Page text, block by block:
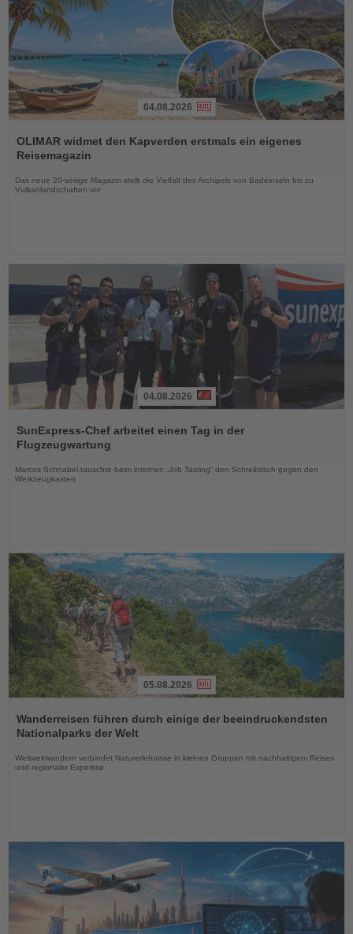
Sie
die
Nachrichten
04.08.2026
OLIMAR widmet den Kapverden erstmals ein eigenes
Reisemagazin
Das neue 20-seitige Magazin stellt die Vielfalt des Archipels von Badeinseln bis zu
Vulkanlandschaften vor
Sie
die
Nachrichten
04.08.2026
SunExpress-Chef arbeitet einen Tag in der
Flugzeugwartung
Marcus Schnabel tauschte beim internen „Job Tasting“ den Schreibtisch gegen den
Werkzeugkasten
Sie
die
Nachrichten
05.08.2026
Wanderreisen führen durch einige der beeindruckendsten
Nationalparks der Welt
Weltweitwandern verbindet Naturerlebnisse in kleinen Gruppen mit nachhaltigem Reisen
und regionaler Expertise